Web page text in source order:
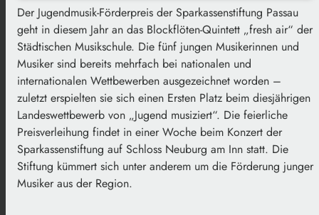
Der Jugendmusik-Förderpreis der Sparkassenstiftung Passau
geht in diesem Jahr an das Blockflöten-Quintett „fresh air“ der
Städtischen Musikschule. Die fünf jungen Musikerinnen und
Musiker sind bereits mehrfach bei nationalen und
internationalen Wettbewerben ausgezeichnet worden –
zuletzt erspielten sie sich einen Ersten Platz beim diesjährigen
Landeswettbewerb von „Jugend musiziert“. Die feierliche
Preisverleihung findet in einer Woche beim Konzert der
Sparkassenstiftung auf Schloss Neuburg am Inn statt. Die
Stiftung kümmert sich unter anderem um die Förderung junger
Musiker aus der Region.